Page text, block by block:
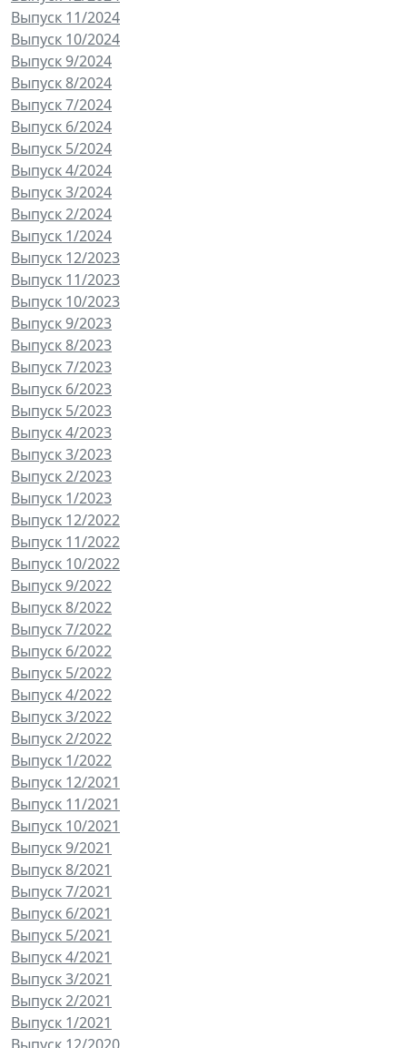
Выпуск 11/2024
Выпуск 10/2024
Выпуск 9/2024
Выпуск 8/2024
Выпуск 7/2024
Выпуск 6/2024
Выпуск 5/2024
Выпуск 4/2024
Выпуск 3/2024
Выпуск 2/2024
Выпуск 1/2024
Выпуск 12/2023
Выпуск 11/2023
Выпуск 10/2023
Выпуск 9/2023
Выпуск 8/2023
Выпуск 7/2023
Выпуск 6/2023
Выпуск 5/2023
Выпуск 4/2023
Выпуск 3/2023
Выпуск 2/2023
Выпуск 1/2023
Выпуск 12/2022
Выпуск 11/2022
Выпуск 10/2022
Выпуск 9/2022
Выпуск 8/2022
Выпуск 7/2022
Выпуск 6/2022
Выпуск 5/2022
Выпуск 4/2022
Выпуск 3/2022
Выпуск 2/2022
Выпуск 1/2022
Выпуск 12/2021
Выпуск 11/2021
Выпуск 10/2021
Выпуск 9/2021
Выпуск 8/2021
Выпуск 7/2021
Выпуск 6/2021
Выпуск 5/2021
Выпуск 4/2021
Выпуск 3/2021
Выпуск 2/2021
Выпуск 1/2021